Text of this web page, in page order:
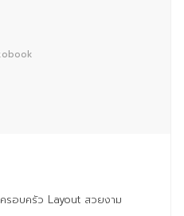
รอบครัว Layout สวยงาม